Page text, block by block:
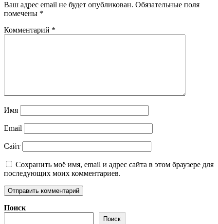
Ваш адрес email не будет опубликован. Обязательные поля
помечены *
Комментарий *
Имя
Email
Сайт
Сохранить моё имя, email и адрес сайта в этом браузере для
последующих моих комментариев.
Поиск
Поиск